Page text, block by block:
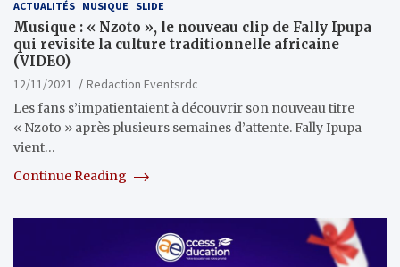
ACTUALITÉS MUSIQUE SLIDE
Musique : « Nzoto », le nouveau clip de Fally Ipupa
qui revisite la culture traditionnelle africaine
(VIDEO)
12/11/2021
Redaction Eventsrdc
Les fans s’impatientaient à découvrir son nouveau titre
« Nzoto » après plusieurs semaines d’attente. Fally Ipupa
vient…
Continue Reading